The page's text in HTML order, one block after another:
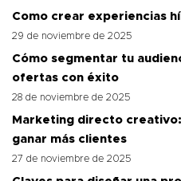
Como crear experiencias
29 de noviembre de 2025
Cómo segmentar tu
ofertas con éxito
28 de noviembre de 2025
Marketing directo
ganar más clientes
27 de noviembre de 2025